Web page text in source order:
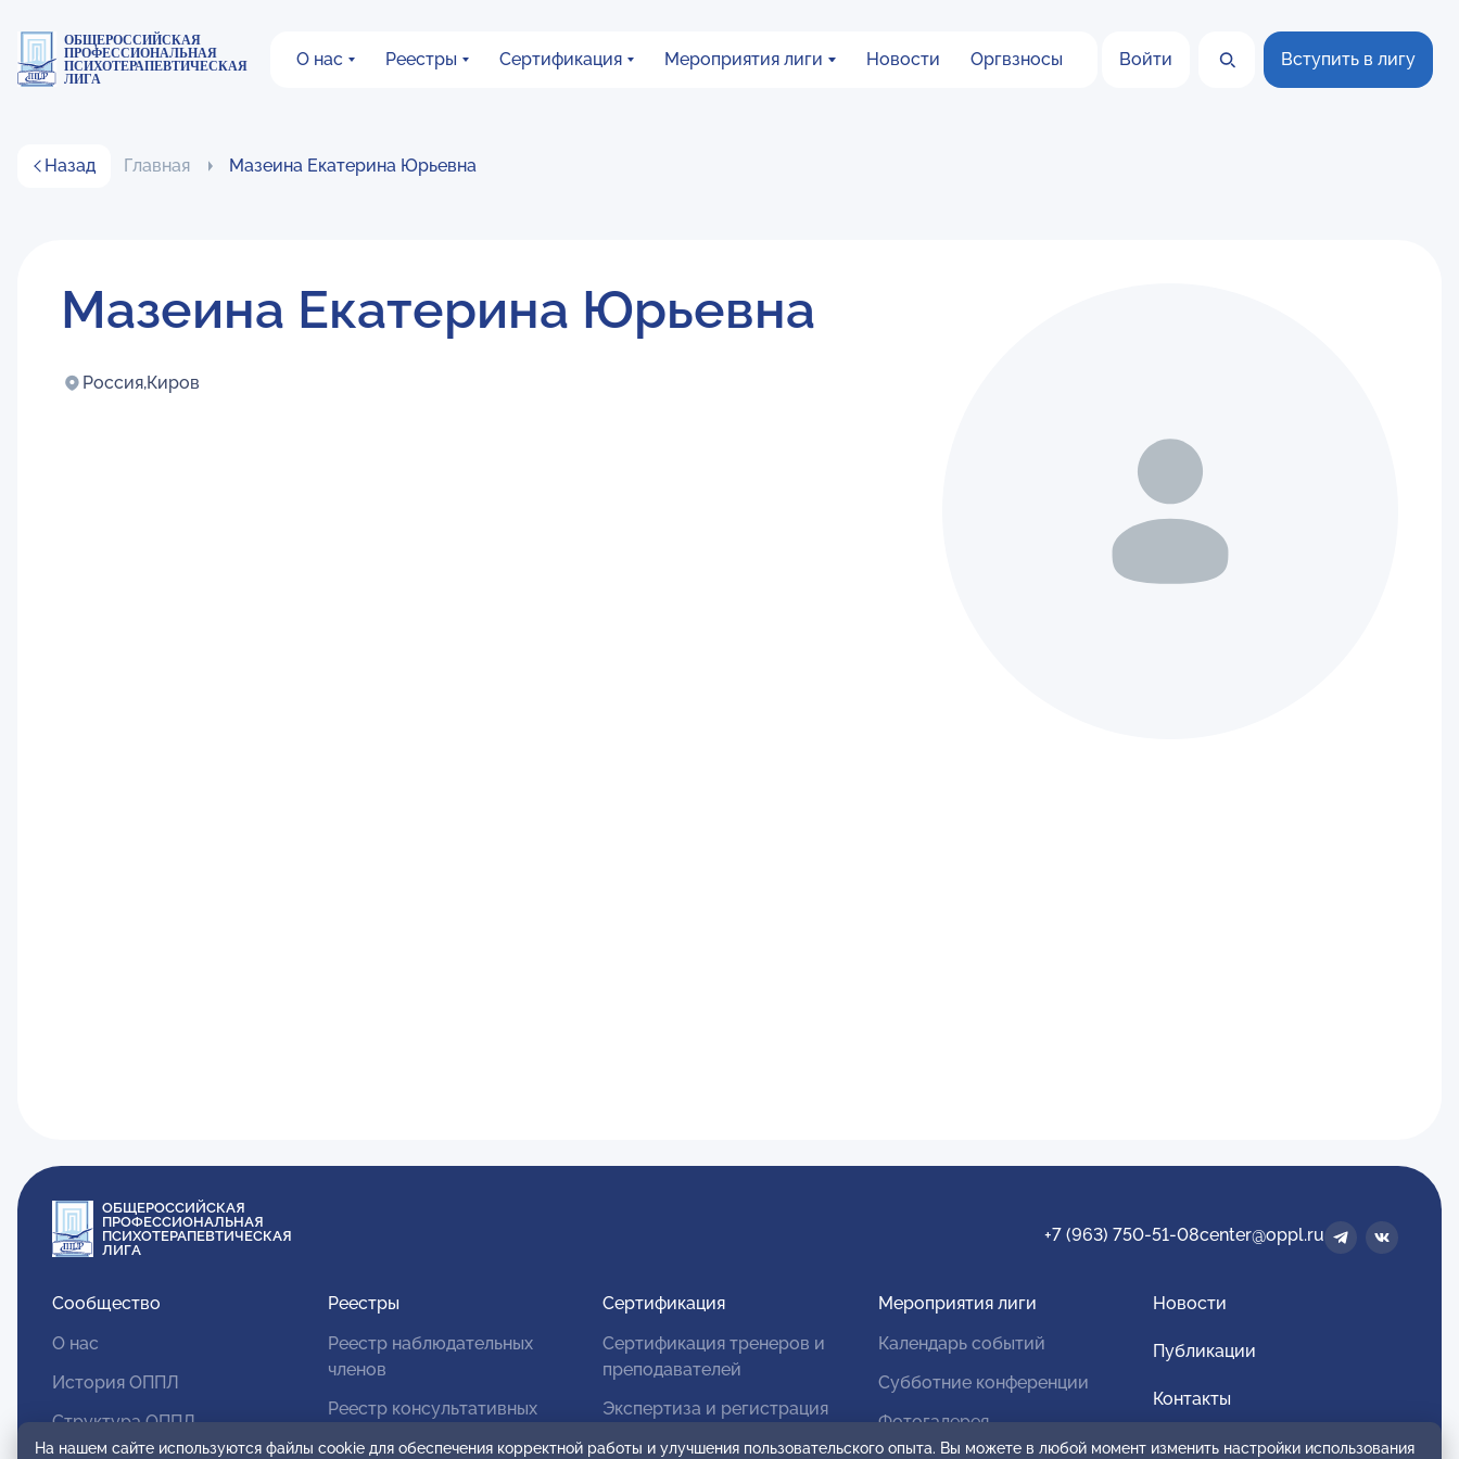
ОБЩЕРОССИЙСКАЯ
ПРОФЕССИОНАЛЬНАЯ
ПСИХОТЕРАПЕВТИЧЕСКАЯ
ЛИГА
О нас Реестры Сертификация Мероприятия лиги Новости Оргвзносы Войти Вступить в лигу
Назад Главная Мазеина Екатерина Юрьевна
Мазеина Екатерина Юрьевна
Россия,Киров
ОБЩЕРОССИЙСКАЯ
ПРОФЕССИОНАЛЬНАЯ
ПСИХОТЕРАПЕВТИЧЕСКАЯ
ЛИГА
+7 (963) 750-51-08center@oppl.ru
Сообщество
О нас
История ОППЛ
Структура ОППЛ
Реестры
Реестр наблюдательных
членов
Реестр консультативных
Сертификация
Сертификация тренеров и
преподавателей
Экспертиза и регистрация
Мероприятия лиги
Календарь событий
Субботние конференции
Фотогалерея
Новости
Публикации
Контакты
Для спонсоров и партнеров
На нашем сайте используются файлы cookie для обеспечения корректной работы и улучшения пользовательского опыта. Вы можете в любой момент изменить настройки использования